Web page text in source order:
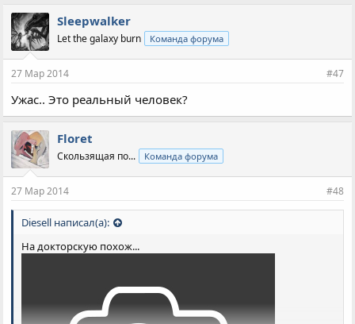
Sleepwalker
Let the galaxy burn Команда форума
27 Мар 2014 #47
Ужас.. Это реальный человек?
Floret
Скользящая по... Команда форума
27 Мар 2014 #48
Diesell написал(а):
На докторскую похож...